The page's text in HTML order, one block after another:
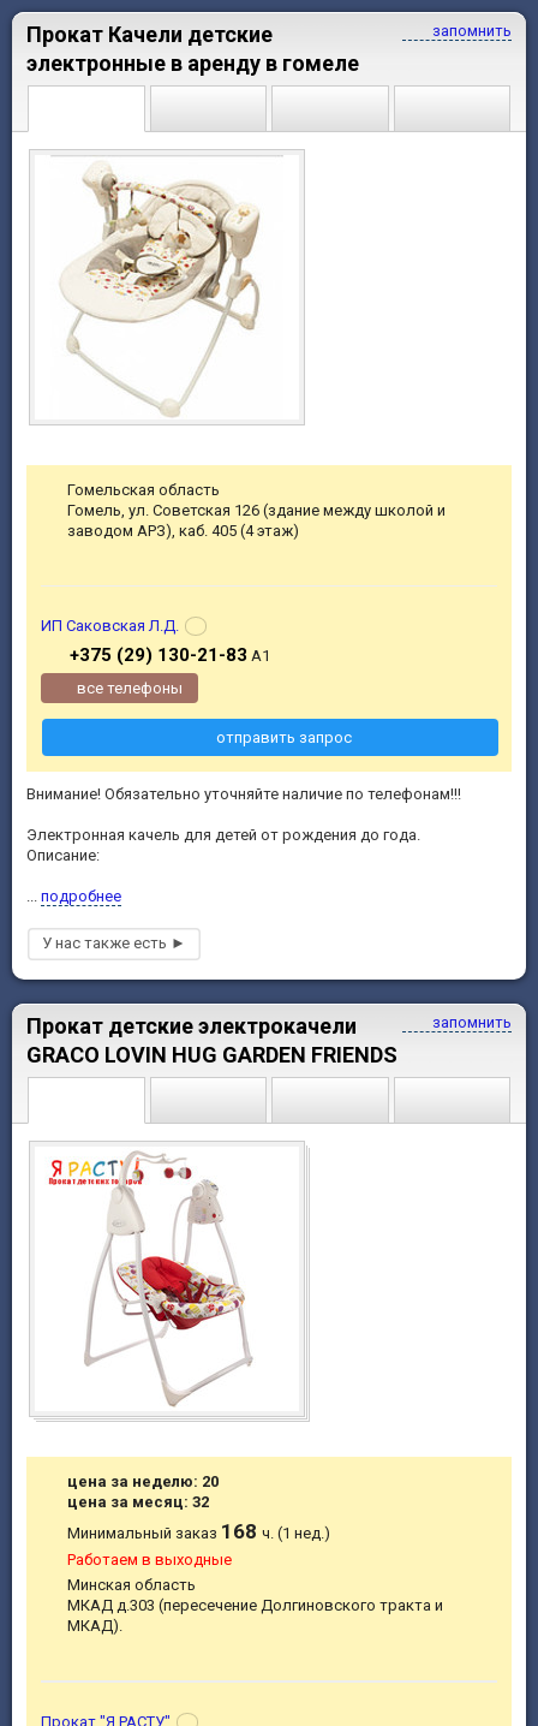
запомнить
Прокат Качели детские
электронные в аренду в гомеле
Внимание! Обязательно уточняйте наличие по телефонам!!!
Электронная качель для детей от рождения до года.
Описание:
подробнее
Гомельская область
Гомель, ул. Советская 126 (здание между школой и
заводом АРЗ), каб. 405 (4 этаж)
ИП Саковская Л.Д.
+375 (29) 130-21-83 А1
все телефоны
отправить запрос
запомнить
Прокат детские электрокачели
GRACO LOVIN HUG GARDEN FRIENDS
цена за неделю: 20
цена за месяц: 32
Минимальный заказ 168ч. (1 нед.)
Работаем в выходные
Минская область
МКАД д.303 (пересечение Долгиновского тракта и
МКАД).
Прокат "Я РАСТУ"